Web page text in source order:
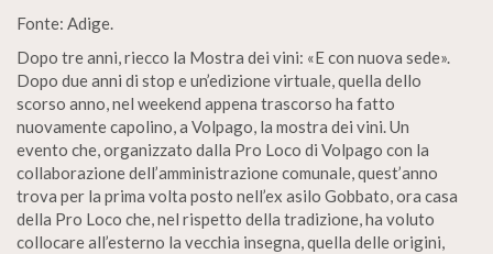
Fonte: Adige.
Dopo tre anni, riecco la Mostra dei vini: «E con nuova sede».
Dopo due anni di stop e un’edizione virtuale, quella dello
scorso anno, nel weekend appena trascorso ha fatto
nuovamente capolino, a Volpago, la mostra dei vini. Un
evento che, organizzato dalla Pro Loco di Volpago con la
collaborazione dell’amministrazione comunale, quest’anno
trova per la prima volta posto nell’ex asilo Gobbato, ora casa
della Pro Loco che, nel rispetto della tradizione, ha voluto
collocare all’esterno la vecchia insegna, quella delle origini,